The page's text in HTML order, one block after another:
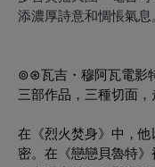
添濃厚詩意和惆悵氣息
⊚⊛瓦吉・穆阿瓦電影
三部作品，三種切面，
在《烈火焚身》中，
密。在《戀戀貝魯特